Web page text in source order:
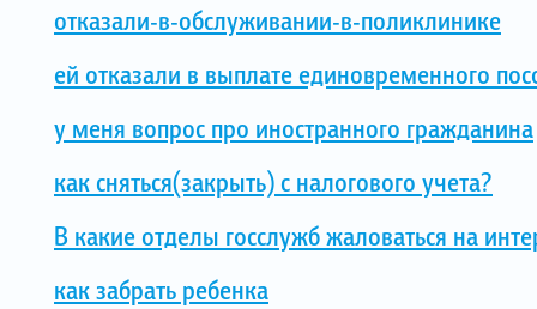
отказали-в-обслуживании-в-поликлинике
ей отказали в выплате единовременного
у меня вопрос про иностранного гражданина
как сняться(закрыть) с налогового учета?
В какие отделы госслужб жаловаться на
как забрать ребенка